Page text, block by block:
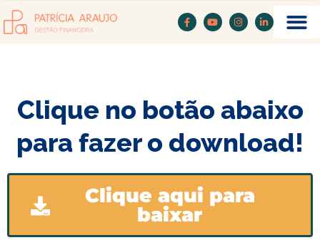
Clique no botão abaixo
para fazer o download!
Clique aqui para
baixar